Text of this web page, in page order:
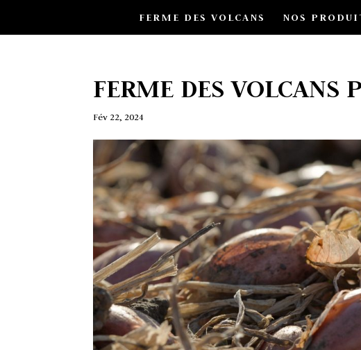
FERME DES VOLCANS NOS
FERME DES VOLCANS
Fév 22, 2024